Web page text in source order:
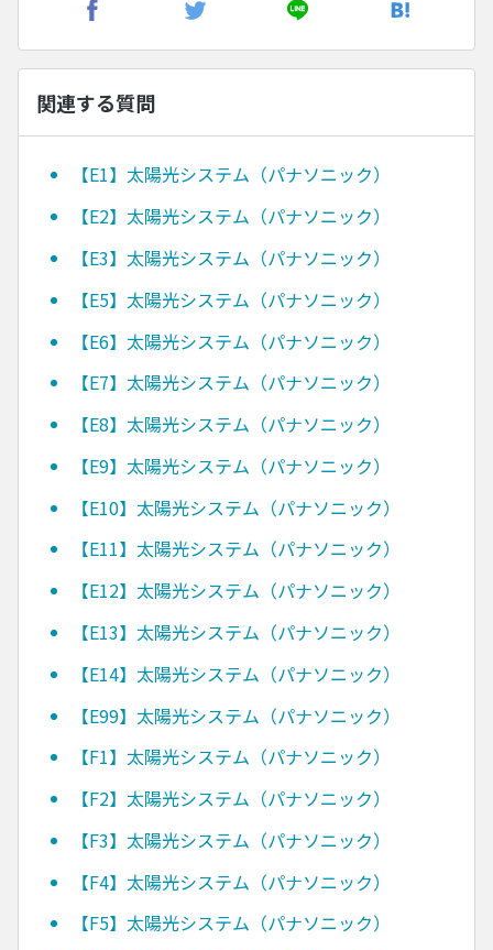
関連する質問
【E1】太陽光システム（パナソニック）
【E2】太陽光システム（パナソニック）
【E3】太陽光システム（パナソニック）
【E5】太陽光システム（パナソニック）
【E6】太陽光システム（パナソニック）
【E7】太陽光システム（パナソニック）
【E8】太陽光システム（パナソニック）
【E9】太陽光システム（パナソニック）
【E10】太陽光システム（パナソニック）
【E11】太陽光システム（パナソニック）
【E12】太陽光システム（パナソニック）
【E13】太陽光システム（パナソニック）
【E14】太陽光システム（パナソニック）
【E99】太陽光システム（パナソニック）
【F1】太陽光システム（パナソニック）
【F2】太陽光システム（パナソニック）
【F3】太陽光システム（パナソニック）
【F4】太陽光システム（パナソニック）
【F5】太陽光システム（パナソニック）